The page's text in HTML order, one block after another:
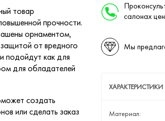
салонах
Мы
Материал:
товар
прочности.
орнаментом,
от вредного
подойдут как для
для обладателей
создать
или сделать заказ